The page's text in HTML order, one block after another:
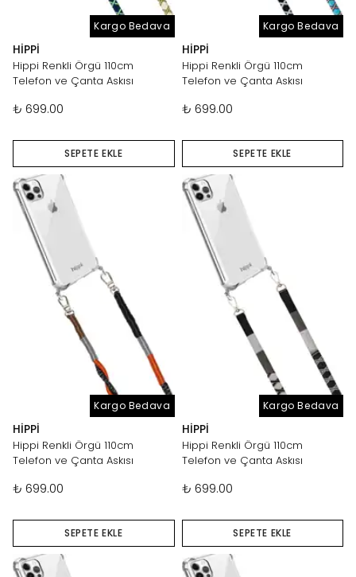
Kargo Bedava
HIPPI
Hippi Renkli Örgü 110cm
Telefon ve Çanta Askısı
₺ 699.00
SEPETE EKLE
Kargo Bedava
HIPPI
Hippi Renkli Örgü 110cm
Telefon ve Çanta Askısı
₺ 699.00
SEPETE EKLE
Kargo Bedava
HIPPI
Hippi Renkli Örgü 110cm
Telefon ve Çanta Askısı
₺ 699.00
SEPETE EKLE
Kargo Bedava
HIPPI
Hippi Renkli Örgü 110cm
Telefon ve Çanta Askısı
₺ 699.00
SEPETE EKLE